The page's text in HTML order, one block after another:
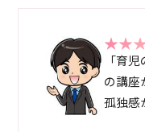
「育
の講座
孤独感